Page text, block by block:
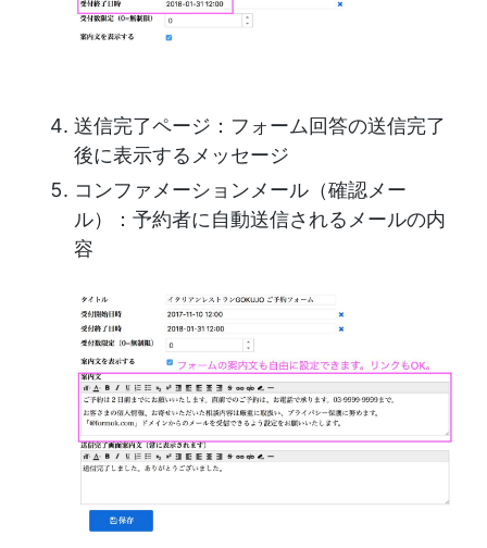
送信完了ページ：フォーム回答の送信完了
後に表示するメッセージ
コンファメーションメール（確認メー
ル）：予約者に自動送信されるメールの内
容